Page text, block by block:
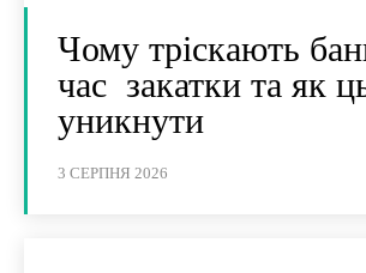
Чому тріскають
час закатки та як
уникнути
3 СЕРПНЯ 2026